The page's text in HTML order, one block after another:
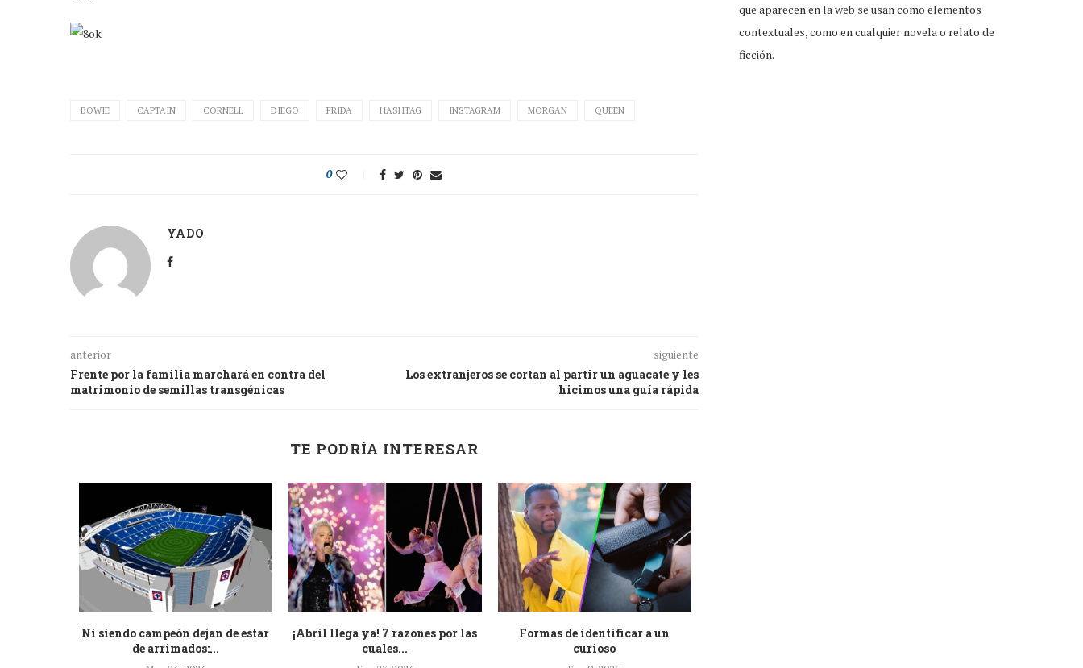
BOWIE CAPTAIN CORNELL DIEGO FRIDA HASHTAG INSTAGRAM MORGAN QUEEN
0
YADO
anterior
Frente por la familia marchará en contra del
matrimonio de semillas transgénicas
siguiente
Los extranjeros se cortan al partir un aguacate y les
hicimos una guía rápida
TE PODRÍA INTERESAR
Ni siendo campeón dejan de estar
de arrimados:...
¡Abril llega ya! 7 razones por las
cuales...
Formas de identificar a un
curioso
que aparecen en la web se usan como elementos
contextuales, como en cualquier novela o relato de
ficción.